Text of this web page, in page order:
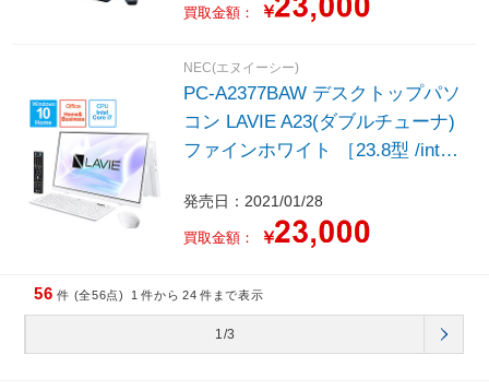
買取金額： ￥
NEC(エヌイーシー)
PC-A2377BAW デスクトップパソ
コン LAVIE A23(ダブルチューナ)
ファインホワイト ［23.8型 /intel
1TB /2021年春モデル］
発売日：2021/01/28
買取金額： ￥
56 件 (全56点) 1 件から 24 件まで表示
1/3